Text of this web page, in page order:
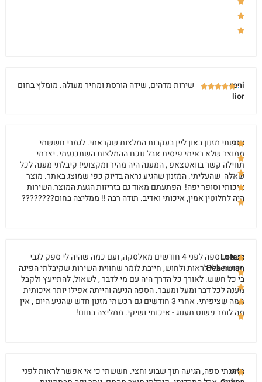
roni
lior
שירות מדהים, שידה הורסת ומחיר מעולה. מומלץ בחום
אור
רכשתי מזנון באון ליין בעקבות המלצות שקראתי. לגמרי חששתי
ממוצר שלא ראיתי פיסית אבל נוכח ההמלצות השתכנעתי. יצרתי
תחילה קשר בוואטצאפ , המענה היה מהיר ומקצועי! קיבלתי מענה לכל
שאלה שהעליתי. המזנון שהגיע נראה בדיוק כפי שמוצג באתר. מוצר
איכותי וסופר יפה! הפתעתם מאוד גם בזריזות הגעת המוצר.השירות
היה לחלוטין אמין, איכותי ואדיב. תודה רבה !! ממליצה בחום????????
Lotem
Bekerman
רכשתי ספה לפני 4 חודשים מאלסקה, ועם כמה שהיה לי ספק לגבי
רכישה בלי לראות ולחוש, חייבת לומר שחווית השירות שקיבלתי הפיגה
בי כל חשש. לאורך כל הדרך היה עם מי לדבר , לשאול, להתייעץ ולקבל
מענה לכל דבר ומעל ומעבר. הספה הגיעה והייתה אפילו יותר איכותית
ממה שציפיתי. אחרי 3 חודשים גם רכשתי מזנון חדש שהגיע היום , אין
מה לומר פשוט תענוג - איכותי ושיקי. ממליצה בחום!
orin
הזמנתי ספה, הגיעה תוך שבוע וחצי. חששתי כי אי אפשר לראות לפני